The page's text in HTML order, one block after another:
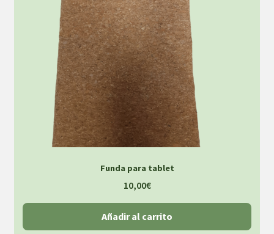
Funda para tablet
10,00€
Añadir al carrito